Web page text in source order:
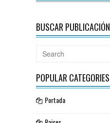
BUSCAR PUBLICACIÓN
POPULAR CATEGORIES
Portada